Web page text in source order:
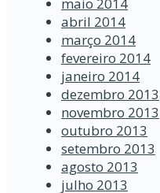
abril 2014
março 2014
fevereiro 2014
janeiro 2014
dezembro 2013
novembro 2013
outubro 2013
setembro 2013
agosto 2013
julho 2013